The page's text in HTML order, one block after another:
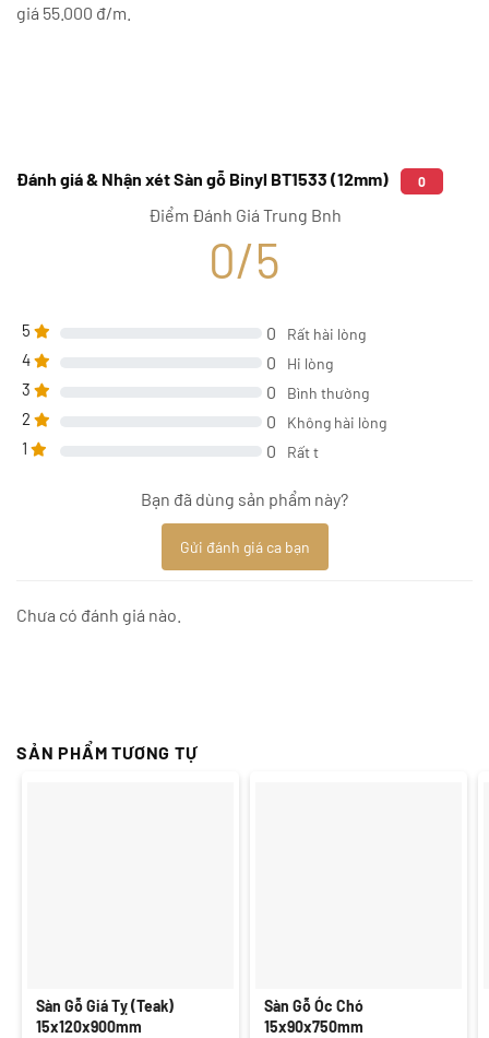
giá 55.000 đ/m.
Đánh giá & Nhận xét Sàn gỗ Binyl BT1533 (12mm) 0
Điểm Đánh Giá Trung Bnh
0/5
5 0 Rất hài lòng
4 0 Hi lòng
3 0 Bình thường
2 0 Không hài lòng
1 0 Rất t
Bạn đã dùng sản phẩm này?
Gửi đánh giá ca bạn
Chưa có đánh giá nào.
SẢN PHẨM TƯƠNG TỰ
Sàn Gỗ Giá Tỵ (Teak)
15x120x900mm
Sàn Gỗ Óc Chó
15x90x750mm